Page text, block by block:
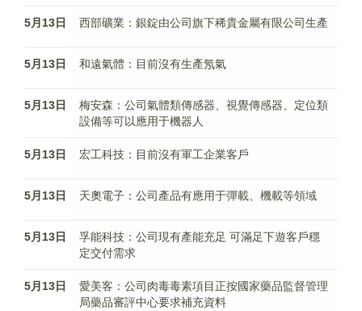
5月13日 西部礦業：銀錠由公司旗下稀貴金屬有限公司生產
5月13日 和遠氣體：目前沒有生產氖氣
5月13日
梅安森：公司氣體類傳感器、視覺傳感器、定位類
設備等可以應用于機器人
5月13日 宏工科技：目前沒有軍工企業客戶
5月13日 天奧電子：公司產品有應用于彈載、機載等領域
5月13日
孚能科技：公司現有產能充足 可滿足下遊客戶穩
定交付需求
5月13日
愛美客：公司肉毒毒素項目正按國家藥品監督管理
局藥品審評中心要求補充資料